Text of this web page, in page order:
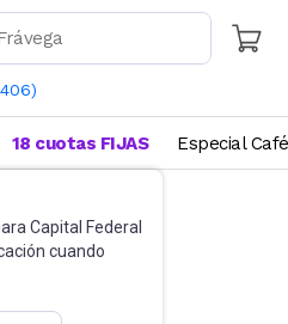
)
Capital Federal
cuando
18 cuotas FIJAS Especial Café